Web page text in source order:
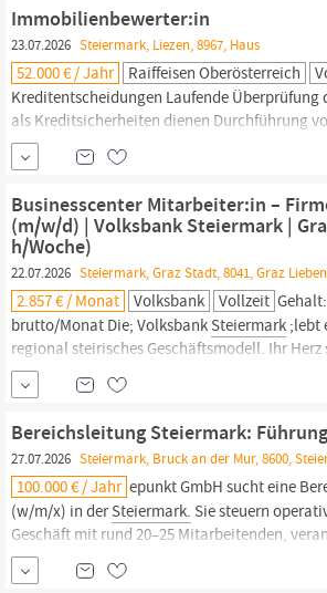
Gesundheitsförderung
Angebote...
Immobilienbewerter:in
23.07.2026 Steiermark, Liezen, 8967, Haus
52.000 € / Jahr Raiffeisen Oberösterreich
Kreditentscheidungen Laufende
als Kreditsicherheiten dienen Durchführung
Objektbesichtigungen und fachliche
Zusammenarbeit mit Kundenberater:innen und
BEGEISTERN Abgeschlossenekaufmännische
Businesscenter Mitarbeiter:in –
(m/w/d) | Volksbank Steiermark |
h/Woche)
22.07.2026 Steiermark, Graz Stadt, 8041, Graz
2.857 € / Monat Volksbank Vollzeit
brutto/Monat Die; Volksbank Steiermark ;lebt
regional steirisches Geschäftsmodell. Ihr
Steiermark.
Spareinlagen aus der Region
Wohnbaukrediten und
finanzielle...
Bereichsleitung Steiermark:
27.07.2026 Steiermark, Bruck an der Mur, 8600,
100.000 € / Jahr epunkt GmbH sucht eine
(w/m/x) in derSteiermark. Sie steuern
Geschäft mit rund 20–25 Mitarbeitenden,
Ergebnis und Budget und gestalten die
Unternehmensentwicklung eng mit der